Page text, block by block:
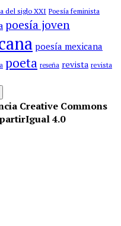
del siglo XXI Poesía feminista
poesía joven
poesía mexicana
poeta reseña revista revista
Creative Commons
4.0